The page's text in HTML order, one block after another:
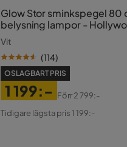
Glow Stor sminkspegel 80
belysning lampor -
spegel med USB-charging
Vit
(114)
OSLAGBART PRIS
Pris
1 199:-
Original
Förr2 799:-
Tidigare lägsta pris 1 199:-